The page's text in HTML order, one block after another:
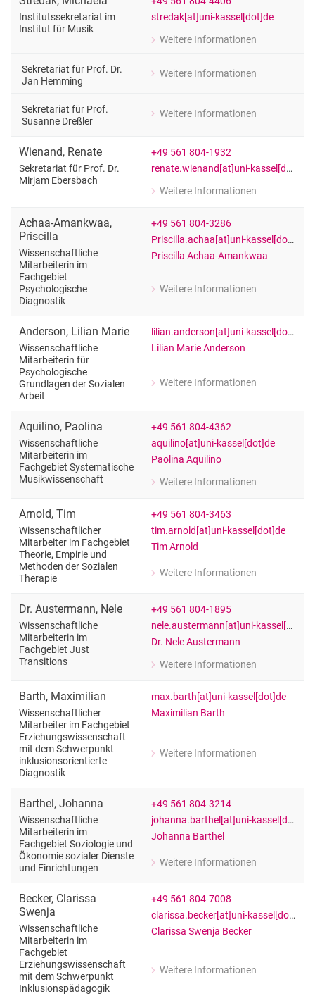
Institutssekretariat im
Institut für Musik
stredak[at]uni-kassel[dot]de
Weitere Informationen
zu Michaela Stredak
Sekretariat für Prof. Dr.
Jan Hemming
Weitere Informationen
zu Michaela Stredak
Sekretariat für Prof.
Susanne Dreßler
Weitere Informationen
zu Michaela Stredak
Wienand, Renate
Sekretariat für Prof. Dr.
Mirjam Ebersbach
+49 561 804-1932
renate.wienand[at]uni-kassel[dot]de
Weitere Informationen
zu Renate Wienand
Achaa-Amankwaa,
Priscilla
Wissenschaftliche
Mitarbeiterin im
Fachgebiet
Psychologische
Diagnostik
+49 561 804-3286
Priscilla.achaa[at]uni-kassel[dot]de
Priscilla Achaa-Amankwaa
Weitere Informationen
zu Priscilla Achaa-Amankwaa
Anderson, Lilian Marie
Wissenschaftliche
Mitarbeiterin für
Psychologische
Grundlagen der Sozialen
Arbeit
lilian.anderson[at]uni-kassel[dot]de
Lilian Marie Anderson
Weitere Informationen
zu Lilian Marie Anderson
Aquilino, Paolina
Wissenschaftliche
Mitarbeiterin im
Fachgebiet Systematische
Musikwissenschaft
+49 561 804-4362
aquilino[at]uni-kassel[dot]de
Paolina Aquilino
Weitere Informationen
zu Paolina Aquilino
Arnold, Tim
Wissenschaftlicher
Mitarbeiter im Fachgebiet
Theorie, Empirie und
Methoden der Sozialen
Therapie
+49 561 804-3463
tim.arnold[at]uni-kassel[dot]de
Tim Arnold
Weitere Informationen
zu Tim Arnold
Dr. Austermann, Nele
Wissenschaftliche
Mitarbeiterin im
Fachgebiet Just
Transitions
+49 561 804-1895
nele.austermann[at]uni-kassel[dot]de
Dr. Nele Austermann
Weitere Informationen
zu Dr. Nele Austermann
Barth, Maximilian
Wissenschaftlicher
Mitarbeiter im Fachgebiet
Erziehungswissenschaft
mit dem Schwerpunkt
inklusionsorientierte
Diagnostik
max.barth[at]uni-kassel[dot]de
Maximilian Barth
Weitere Informationen
zu Maximilian Barth
Barthel, Johanna
Wissenschaftliche
Mitarbeiterin im
Fachgebiet Soziologie und
Ökonomie sozialer Dienste
und Einrichtungen
+49 561 804-3214
johanna.barthel[at]uni-kassel[dot]de
Johanna Barthel
Weitere Informationen
zu Johanna Barthel
Becker, Clarissa
Swenja
Wissenschaftliche
Mitarbeiterin im
Fachgebiet
Erziehungswissenschaft
mit dem Schwerpunkt
Inklusionspädagogik
+49 561 804-7008
clarissa.becker[at]uni-kassel[dot]de
Clarissa Swenja Becker
Weitere Informationen
zu Clarissa Swenja Becker